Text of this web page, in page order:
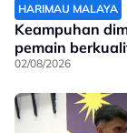
HARIMAU MALAYA
Keampuhan
pemain
02/08/2026